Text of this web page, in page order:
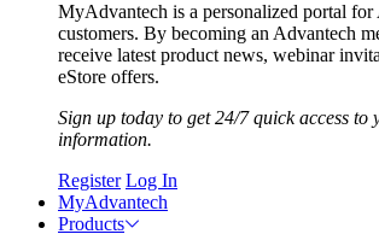
MyAdvantech is a personalized portal for
customers. By becoming an Advantech
receive latest product news, webinar
eStore offers.
Sign up today to get 24/7 quick access to
information.
Register Log In
MyAdvantech
Products